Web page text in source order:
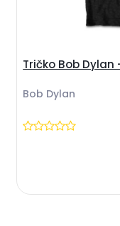
Tričko Bob Dylan
Bob Dylan